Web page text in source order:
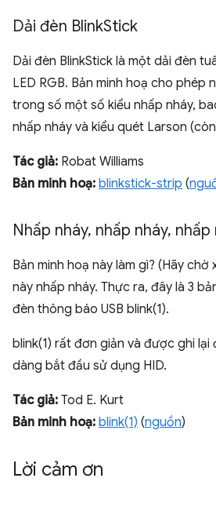
Dải đèn BlinkStick
Dải đèn BlinkStick là một dải đèn
LED RGB. Bản minh hoạ cho phép
trong số một số kiểu nhấp nháy,
nhấp nháy và kiểu quét Larson
Tác giả: Robat Williams
Bản minh hoạ: blinkstick-strip (
Nhấp nháy, nhấp nháy, nhấp
Bản minh hoạ này làm gì? (Hãy chờ
này nhấp nháy. Thực ra, đây là 3
đèn thông báo USB blink(1).
blink(1) rất đơn giản và được ghi lại
dàng bắt đầu sử dụng HID.
Tác giả: Tod E. Kurt
Bản minh hoạ: blink(1) (nguồn)
Lời cảm ơn